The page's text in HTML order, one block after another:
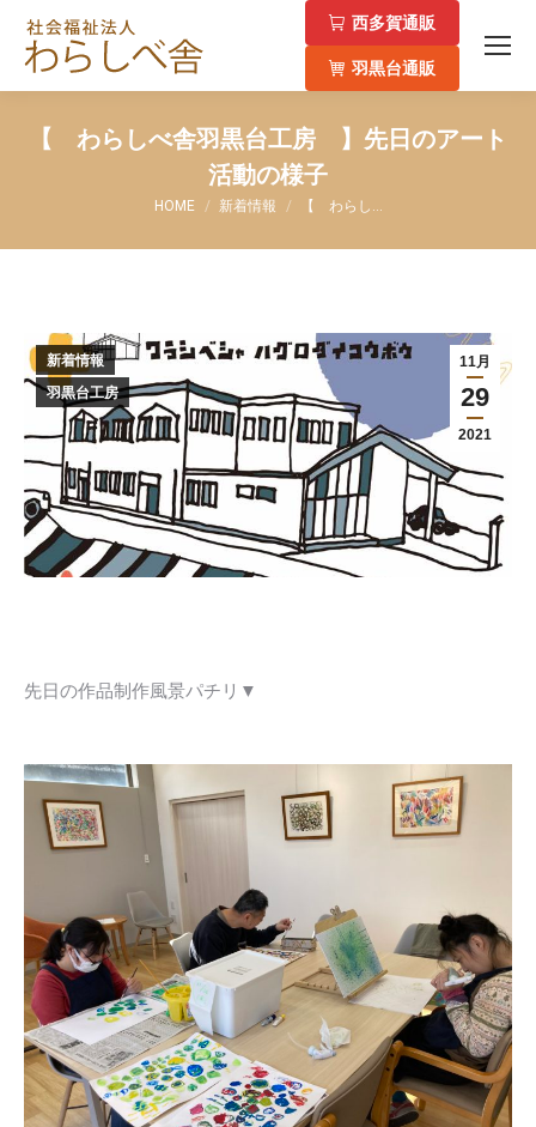
西多賀通販
羽黒台通販
【 わらしべ舎羽黒台工房 】先日のアート
活動の様子
You are here:
HOME 新着情報 【 わらし…
11月
29
2021
新着情報
羽黒台工房
先日の作品制作風景パチリ▼